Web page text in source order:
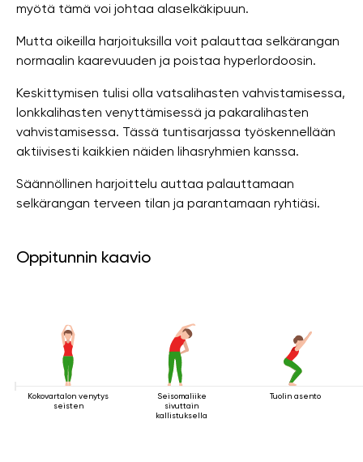
myötä tämä voi johtaa alaselkäkipuun.
Mutta oikeilla harjoituksilla voit palauttaa selkärangan
normaalin kaarevuuden ja poistaa hyperlordoosin.
Keskittymisen tulisi olla vatsalihasten vahvistamisessa,
lonkkalihasten venyttämisessä ja pakaralihasten
vahvistamisessa. Tässä tuntisarjassa työskennellään
aktiivisesti kaikkien näiden lihasryhmien kanssa.
Säännöllinen harjoittelu auttaa palauttamaan
selkärangan terveen tilan ja parantamaan ryhtiäsi.
Oppitunnin kaavio
Kokovartalon venytys
seisten
Seisomaliike
sivuttain
kallistuksella
Tuolin asento